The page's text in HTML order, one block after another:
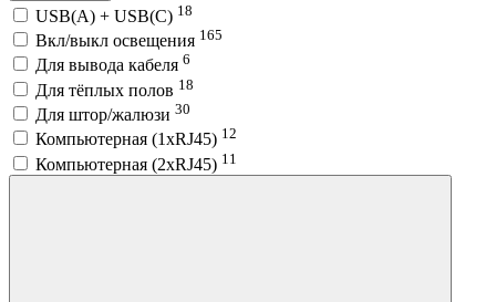
USB(A) + USB(C) 18
Вкл/выкл освещения 165
Для вывода кабеля 6
Для тёплых полов 18
Для штор/жалюзи 30
Компьютерная (1хRJ45) 12
Компьютерная (2хRJ45) 11